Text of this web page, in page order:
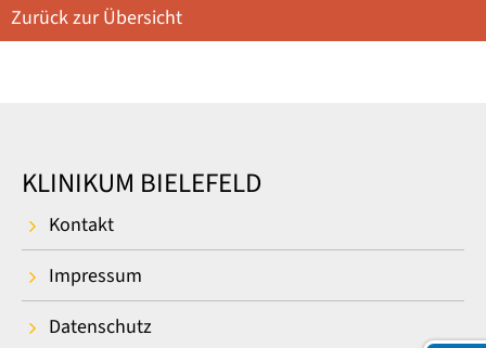
Zurück zur Übersicht
KLINIKUM BIELEFELD
Kontakt
Impressum
Datenschutz